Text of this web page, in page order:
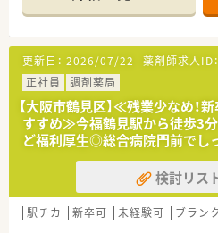
■配属先につきましては面接
す。
≪こんな方にオススメです≫
■調剤薬局の変化に対応し続
い方！
■専門・認定薬剤師取得を活か
■18時までの正社員をご希望の
≪企業の特徴≫
■大学病院や総合病院の門前薬
店舗を展開しています。
更新日： 2026/07/22 薬剤師求人ID：
正社員
調剤薬局
【大阪市鶴見区】≪残業少なめ！
すすめ≫今福鶴見駅から徒歩3
ど福利厚生◎総合病院門前でし
検討リス
駅チカ 新卒可 未経験可 ブラン